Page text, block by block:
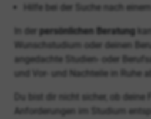
Hilfe bei der Suche nach
In der persönlichen Beratung
Wunschstudium oder deinen
angedachte Studien- oder
und Vor- und Nachteile in Ruhe
Du bist dir nicht sicher, ob deine
Anforderungen im Studium